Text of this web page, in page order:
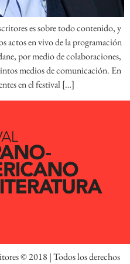
es sobre todo contenido, y
actos en vivo de la programación
por medio de colaboraciones,
medios de comunicación. En
en el festival […]
© 2018 | Todos los derechos